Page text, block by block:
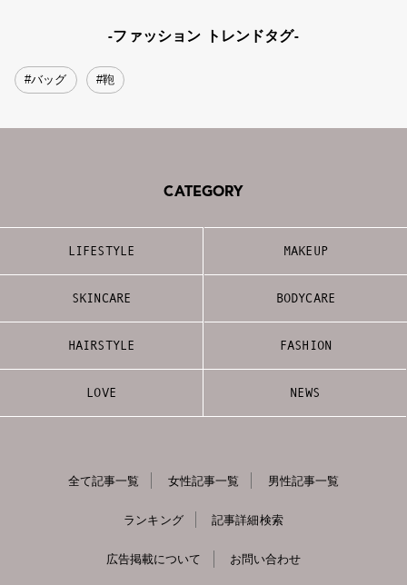
-ファッション トレンドタグ-
#バッグ #鞄
CATEGORY
LIFESTYLE MAKEUP
SKINCARE BODYCARE
HAIRSTYLE FASHION
LOVE NEWS
全て記事一覧 女性記事一覧 男性記事一覧
ランキング 記事詳細検索
広告掲載について お問い合わせ